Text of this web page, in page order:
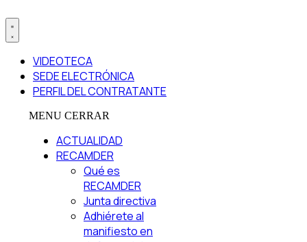
VIDEOTECA
SEDE ELECTRÓNICA
PERFIL DEL CONTRATANTE
MENU CERRAR
ACTUALIDAD
RECAMDER
Qué es
RECAMDER
Junta directiva
Adhiérete al
manifiesto en